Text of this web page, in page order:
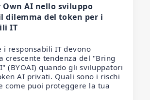
Own AI nello sviluppo
dilemma del token per i
IT
i responsabili IT devono
crescente tendenza del "Bring
(BYOAI) quando gli sviluppatori
AI privati. Quali sono i rischi
come puoi proteggere la tua